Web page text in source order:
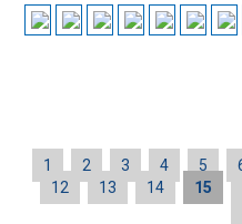
1 2 3 4 5
12
13 14 15